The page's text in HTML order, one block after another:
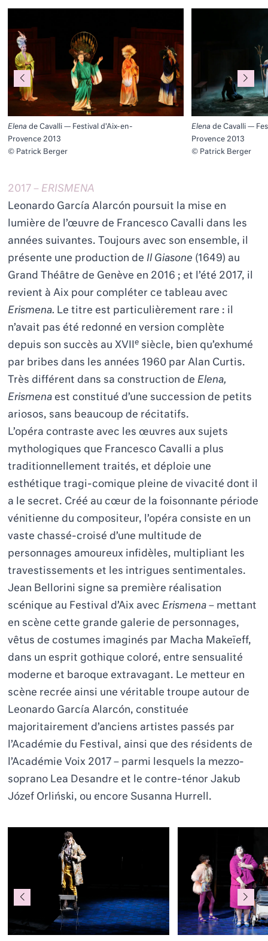
Elena de Cavalli — Festival d'Aix-en-
Provence 2013
© Patrick Berger
Elena de Cavalli —
Provence 2013
© Patrick Berger
2017 – ERISMENA
Leonardo García Alarcón poursuit la mise en
lumière de l’œuvre de Francesco Cavalli dans les
années suivantes. Toujours avec son ensemble, il
présente une production de Il Giasone (1649) au
Grand Théâtre de Genève en 2016 ; et l’été 2017, il
revient à Aix pour compléter ce tableau avec
Erismena. Le titre est particulièrement rare : il
n’avait pas été redonné en version complète
depuis son succès au XVIIe siècle, bien qu’exhumé
par bribes dans les années 1960 par Alan Curtis.
Très différent dans sa construction de Elena,
Erismena est constitué d’une succession de petits
ariosos, sans beaucoup de récitatifs.
L’opéra contraste avec les œuvres aux sujets
mythologiques que Francesco Cavalli a plus
traditionnellement traités, et déploie une
esthétique tragi-comique pleine de vivacité dont il
a le secret. Créé au cœur de la foisonnante période
vénitienne du compositeur, l’opéra consiste en un
vaste chassé-croisé d’une multitude de
personnages amoureux infidèles, multipliant les
travestissements et les intrigues sentimentales.
Jean Bellorini signe sa première réalisation
scénique au Festival d’Aix avec Erismena – mettant
en scène cette grande galerie de personnages,
vêtus de costumes imaginés par Macha Makeïeff,
dans un esprit gothique coloré, entre sensualité
moderne et baroque extravagant. Le metteur en
scène recrée ainsi une véritable troupe autour de
Leonardo García Alarcón, constituée
majoritairement d’anciens artistes passés par
l’Académie du Festival, ainsi que des résidents de
l’Académie Voix 2017 – parmi lesquels la mezzo-
soprano Lea Desandre et le contre-ténor Jakub
Józef Orliński, ou encore Susanna Hurrell.